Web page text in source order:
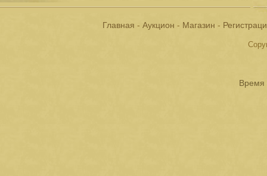
Главная - Аукцион - Магазин -
Время